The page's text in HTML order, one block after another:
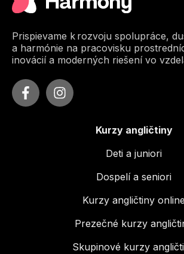
Prispievame k rozvoju spolupráce,
a harmónie na pracovisku
inovácií a moderných riešení vo
Kurzy angličtiny
Deti a juniori
Dospelí a seniori
Kurzy angličtiny online
Prezečné kurzy
Skupinové kurzy